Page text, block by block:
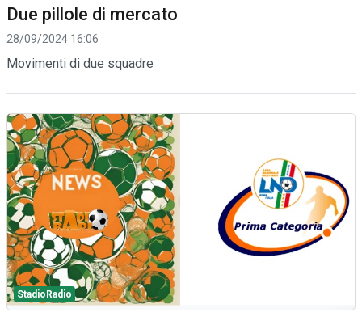
Due pillole di mercato
28/09/2024 16:06
Movimenti di due squadre
StadioRadio